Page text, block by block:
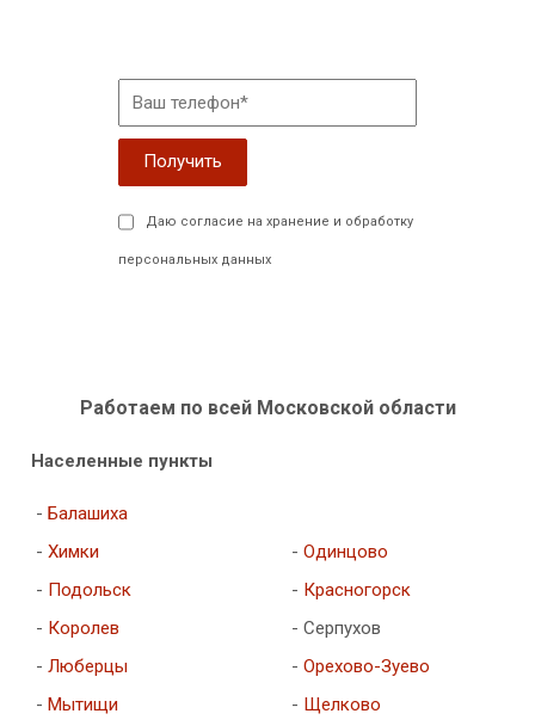
Даю согласие на хранение и обработку
персональных данных
Работаем по всей Московской области
Населенные пункты
- Балашиха
- Химки
- Подольск
- Королев
- Люберцы
- Мытищи
- Одинцово
- Красногорск
- Серпухов
- Орехово-Зуево
- Щелково